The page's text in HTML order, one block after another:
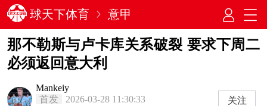
球天下体育 意甲
那不勒斯与卢卡库关系破裂 要求下周二
必须返回意大利
Mankeiy
首发
2026-03-28 11:30:33 关注